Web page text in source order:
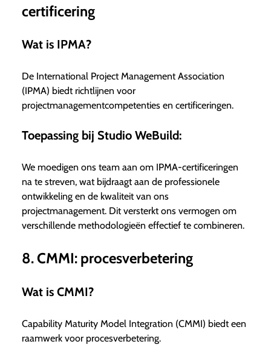
certificering
Wat is IPMA?
De International Project Management Association
(IPMA) biedt richtlijnen voor
projectmanagementcompetenties en certificeringen.
Toepassing bij Studio WeBuild:
We moedigen ons team aan om IPMA-certificeringen
na te streven, wat bijdraagt aan de professionele
ontwikkeling en de kwaliteit van ons
projectmanagement. Dit versterkt ons vermogen om
verschillende methodologieën effectief te combineren.
8. CMMI: procesverbetering
Wat is CMMI?
Capability Maturity Model Integration (CMMI) biedt een
raamwerk voor procesverbetering.